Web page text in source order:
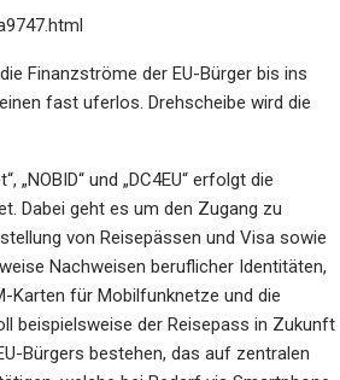
Finanzströme der EU-Bürger bis ins
fast uferlos. Drehscheibe wird die
„NOBID“ und „DC4EU“ erfolgt die
Dabei geht es um den Zugang zu
von Reisepässen und Visa sowie
Nachweisen beruflicher Identitäten,
Karten für Mobilfunknetze und die
beispielsweise der Reisepass in Zukunft
Bürgers bestehen, das auf zentralen